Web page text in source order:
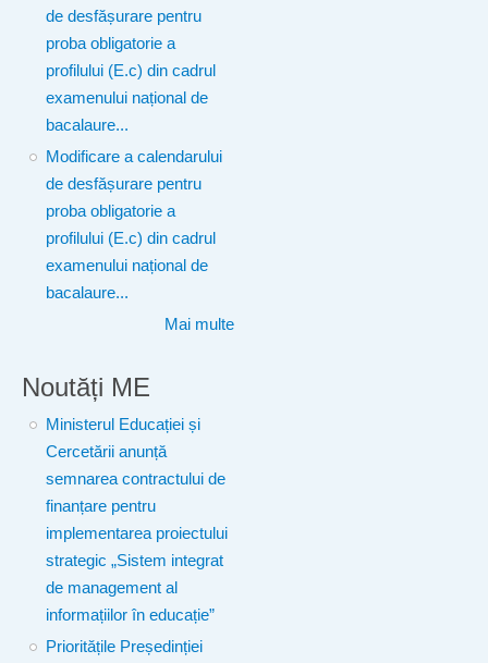
de desfășurare pentru
proba obligatorie a
profilului (E.c) din cadrul
examenului național de
bacalaure...
Modificare a calendarului
de desfășurare pentru
proba obligatorie a
profilului (E.c) din cadrul
examenului național de
bacalaure...
Mai multe
Noutăți ME
Ministerul Educației și
Cercetării anunță
semnarea contractului de
finanțare pentru
implementarea proiectului
strategic „Sistem integrat
de management al
informațiilor în educație”
Prioritățile Președinției